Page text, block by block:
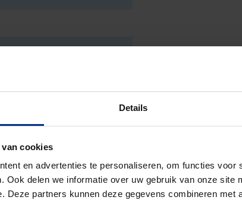
Details
cookies
en advertenties te personaliseren, om functies voor
Ook delen we informatie over uw gebruik van onze site
Deze partners kunnen deze gegevens combineren met